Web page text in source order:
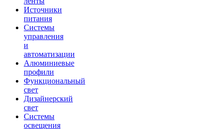
Источники
питания
Системы
управления
и
автоматизации
Алюминиевые
профили
Функциональный
свет
Дизайнерский
свет
Системы
освещения